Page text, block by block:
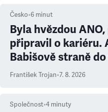
Česko•6 minut
Byla hvězdou
připravil o kariéru.
Babišově straně
František Trojan•7. 8. 2026
Společnost•4 minuty